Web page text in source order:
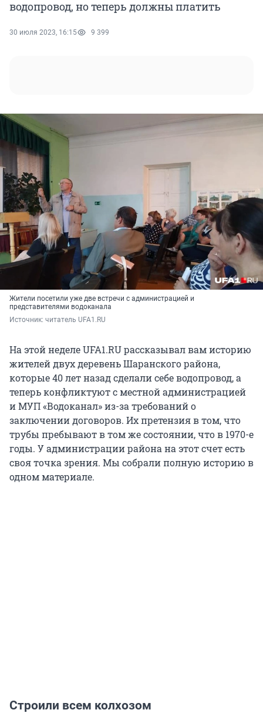
водопровод, но теперь должны платить
30 июля 2023, 16:15 9 399
Жители посетили уже две встречи с администрацией и
представителями водоканала
Источник: читатель UFA1.RU
На этой неделе UFA1.RU рассказывал вам историю
жителей двух деревень Шаранского района,
которые 40 лет назад сделали себе водопровод, а
теперь конфликтуют с местной администрацией
и МУП «Водоканал» из-за требований о
заключении договоров. Их претензия в том, что
трубы пребывают в том же состоянии, что в 1970-е
годы. У администрации района на этот счет есть
своя точка зрения. Мы собрали полную историю в
одном материале.
Строили всем колхозом